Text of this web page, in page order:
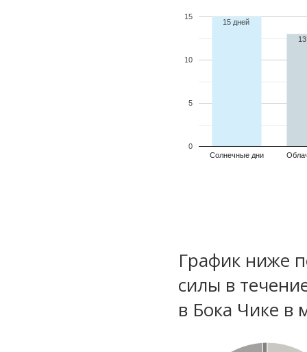
Солнечные дни
0
5
10
15
15 дней
График ниже
силы в
в Бока Чике в